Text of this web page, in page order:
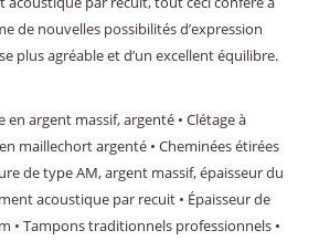
de nouvelles possibilités d’expression
plus agréable et d’un excellent équilibre.
en argent massif, argenté • Clétage à
maillechort argenté • Cheminées étirées
de type AM, argent massif, épaisseur du
acoustique par recuit • Épaisseur de
• Tampons traditionnels professionnels •